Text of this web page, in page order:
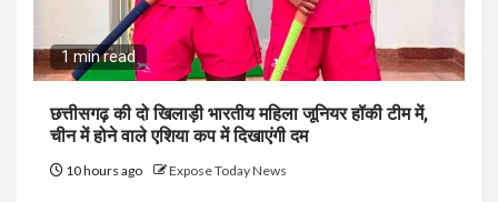
1 min read
छत्तीसगढ़ की दो खिलाड़ी भारतीय महिला जूनियर हॉकी टीम में,
चीन में होने वाले एशिया कप में दिखाएंगी दम
10 hours ago Expose Today News